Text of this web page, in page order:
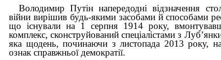
Володимир Путін напередодні відзначення
війни вирішив будь-якими засобами й способами
що існували на 1 серпня 1914 року,
комплекс, сконструйований спеціалістами з
яка щодень, починаючи з листопада 2013 року,
ознак справжньої демократії.